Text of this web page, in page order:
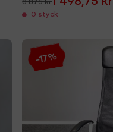
0 styck
-17%